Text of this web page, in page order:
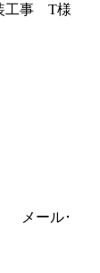
工事 T様
メール･